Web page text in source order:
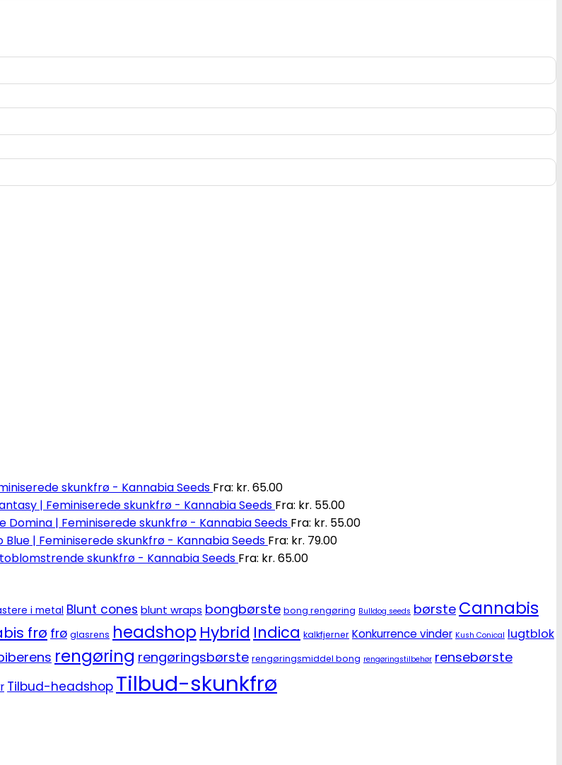
skunkfrø - Kannabia Seeds Fra: kr. 65.00
| Feminiserede skunkfrø - Kannabia Seeds Fra: kr. 55.00
Domina | Feminiserede skunkfrø - Kannabia Seeds Fra: kr. 55.00
Blue | Feminiserede skunkfrø - Kannabia Seeds Fra: kr. 79.00
skunkfrø - Kannabia Seeds Fra: kr. 65.00
i metal Blunt cones blunt wraps bongbørste bong rengøring Bulldog seeds børste Cannabis
frø frø glasrens headshop Hybrid Indica kalkfjerner Konkurrence vinder Kush Conical lugtblok
rengøring rengøringsbørste rengøringsmiddel bong rengøringstilbehør rensebørste
Tilbud-headshop Tilbud-skunkfrø